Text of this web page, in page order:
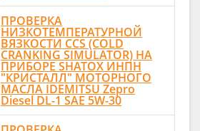
ПРОВЕРКА
НИЗКОТЕМПЕРАТУРНОЙ
ВЯЗКОСТИ CCS (COLD
CRANKING SIMULATOR) НА
ПРИБОРЕ SHATOX ИНПН
"КРИСТАЛЛ" МОТОРНОГО
МАСЛА IDEMITSU Zepro
Diesel DL-1 SAE 5W-30